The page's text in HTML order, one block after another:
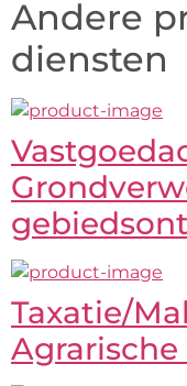
Andere
diensten
Taxatie/